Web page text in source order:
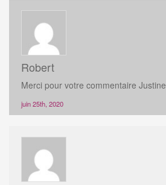
Robert
Merci pour votre commentaire Justine
juin 25th, 2020